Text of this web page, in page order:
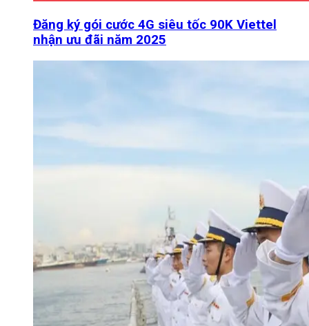
Đăng ký gói cước 4G siêu tốc 90K Viettel
nhận ưu đãi năm 2025